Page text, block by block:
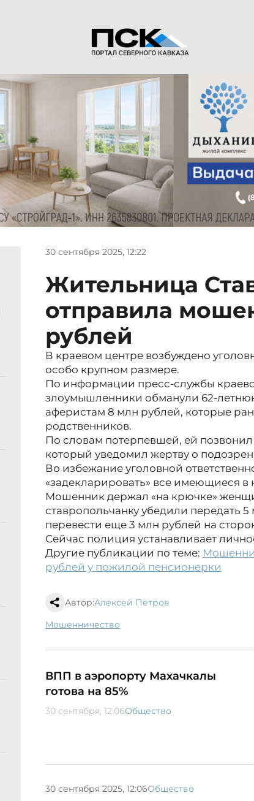
30 сентября 2025, 12:22
Жительница
отправила
рублей
В краевом центре возбуждено
особо крупном размере.
По информации пресс-службы
злоумышленники обманули 62-
аферистам 8 млн рублей, которые
родственников.
По словам потерпевшей, ей позвонил
который уведомил жертву о
Во избежание уголовной
«задекларировать» все имеющиеся в
Мошенник держал «на крючке»
ставропольчанку убедили передать 5
перевести еще 3 млн рублей на
Сейчас полиция устанавливает
Другие публикации по теме:
рублей у пожилой пенсионерки
Автор:Алексей Петров
мошенничество
ВПП в аэропорту Махачкалы
готова на 85%
30 сентября, 12:06Общество
30 сентября 2025, 12:06Общество